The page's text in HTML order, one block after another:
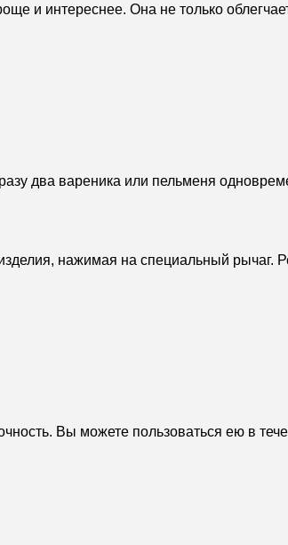
и интереснее. Она не только
два вареника или пельменя
нажимая на специальный рычаг.
Вы можете пользоваться ею в